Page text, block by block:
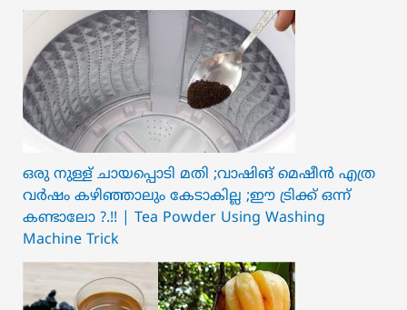
ഒരു നുള്ള് ചായപ്പൊടി മതി ;വാഷിങ് മെഷീൻ എത്ര
വർഷം കഴിഞ്ഞാലും കേടാകില്ല ;ഈ ട്രിക്ക് ഒന്ന്
കണ്ടാലോ ?.!! | Tea Powder Using Washing
Machine Trick